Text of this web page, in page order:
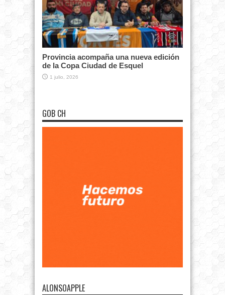
Provincia acompaña una nueva edición
de la Copa Ciudad de Esquel
1 julio, 2026
GOB CH
ALONSOAPPLE